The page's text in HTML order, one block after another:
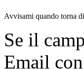
Avvisami quando torna
Se il
Email